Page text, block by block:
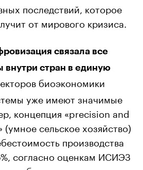
последствий, которое
от мирового кризиса.
связала все
внутри стран в единую
биоэкономики
уже имеют значимые
концепция «precision and
сельское хозяйство)
производства
согласно оценкам ИСИЭЗ